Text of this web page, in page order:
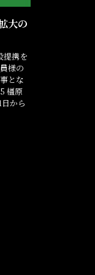
大の
提携を
様の
とな
橿原
から